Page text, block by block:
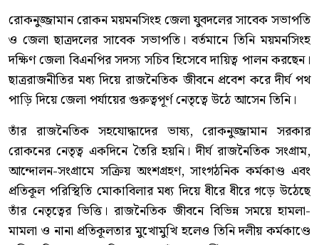
রোকনুজ্জামান রোকন ময়মনসিংহ জেলা যুবদলের সাবেক সভাপতি
ও জেলা ছাত্রদলের সাবেক সভাপতি। বর্তমানে তিনি ময়মনসিংহ
দক্ষিণ জেলা বিএনপির সদস্য সচিব হিসেবে দায়িত্ব পালন করছেন।
ছাত্ররাজনীতির মধ্য দিয়ে রাজনৈতিক জীবনে প্রবেশ করে দীর্ঘ পথ
পাড়ি দিয়ে জেলা পর্যায়ের গুরুত্বপূর্ণ নেতৃত্বে উঠে আসেন তিনি।
তাঁর রাজনৈতিক সহযোদ্ধাদের ভাষ্য, রোকনুজ্জামান সরকার
রোকনের নেতৃত্ব একদিনে তৈরি হয়নি। দীর্ঘ রাজনৈতিক সংগ্রাম,
আন্দোলন-সংগ্রামে সক্রিয় অংশগ্রহণ, সাংগঠনিক কর্মকাণ্ড এবং
প্রতিকূল পরিস্থিতি মোকাবিলার মধ্য দিয়ে ধীরে ধীরে গড়ে উঠেছে
তাঁর নেতৃত্বের ভিত্তি। রাজনৈতিক জীবনে বিভিন্ন সময়ে হামলা-
মামলা ও নানা প্রতিকূলতার মুখোমুখি হলেও তিনি দলীয় কর্মকাণ্ডে